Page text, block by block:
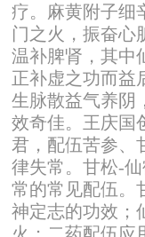
疗。麻黄附子细
门之火，振奋心
温补脾肾，其中
正补虚之功而益
生脉散益气养阴
效奇佳。王庆国
君，配伍苦参、
律失常。甘松-
常的常见配伍。
神定志的功效；